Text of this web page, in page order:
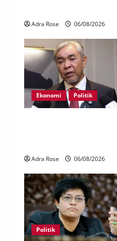
Adra Rose 06/08/2026
Ekonomi Politik
Adra Rose 06/08/2026
Politik